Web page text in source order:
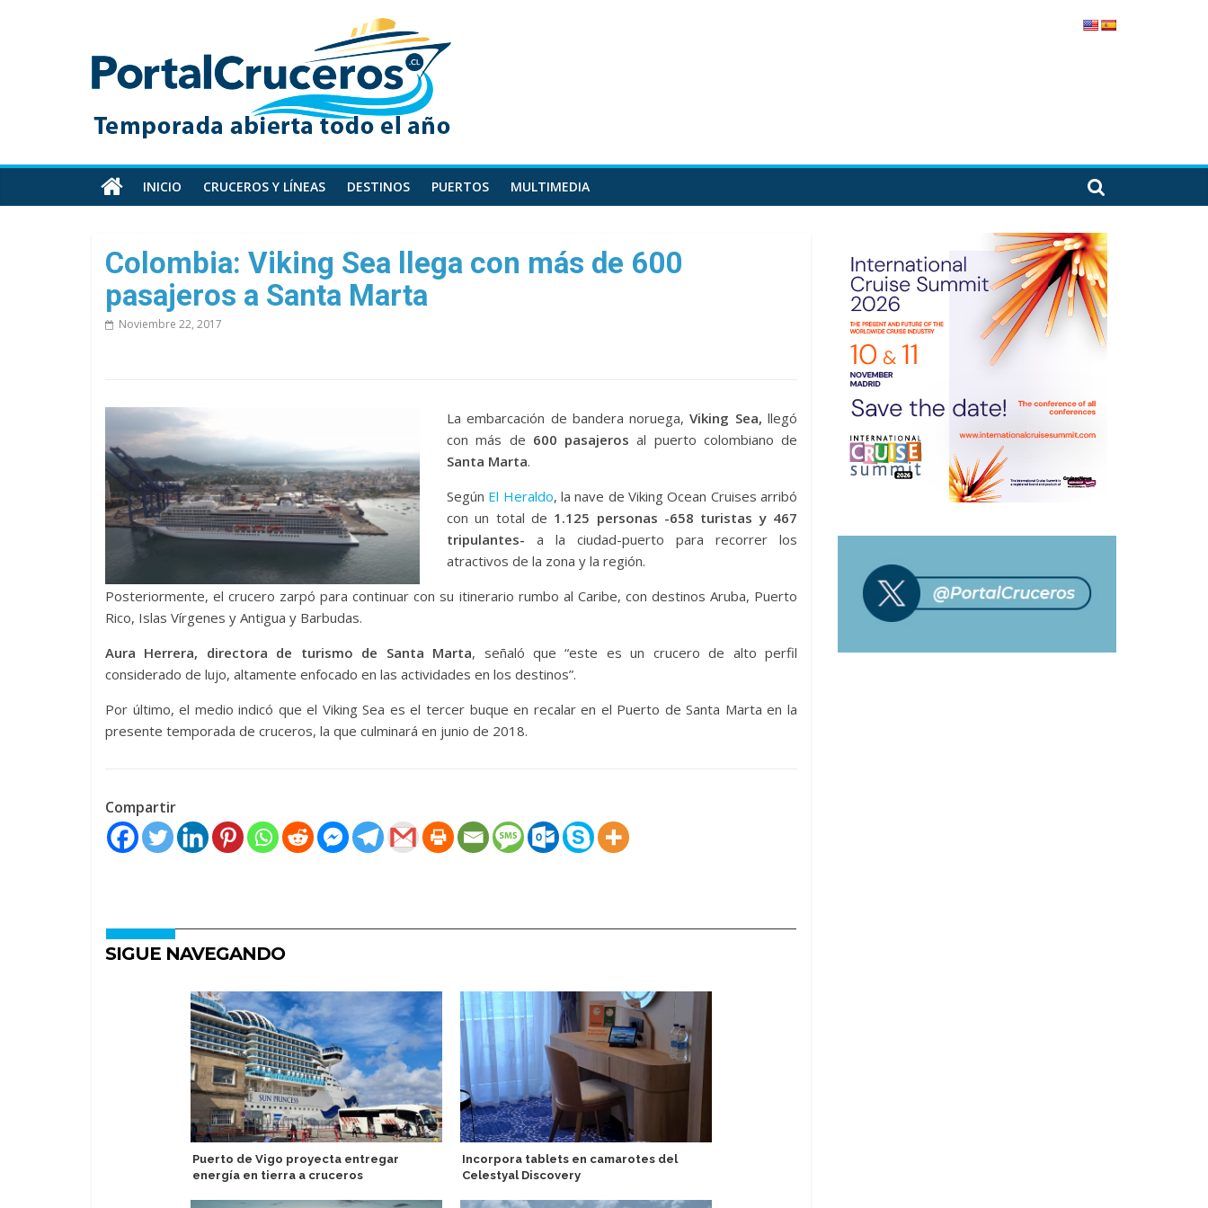
PortalCruceros
Toda
información
cruceros
en
un
sitio
INICIO CRUCEROS Y LÍNEAS DESTINOS PUERTOS MULTIMEDIA
Colombia: Viking Sea llega con más de 600
pasajeros a Santa Marta
Noviembre 22, 2017
La embarcación de bandera noruega,Viking Sea, llegó
con más de 600 pasajeros al puerto colombiano de
Santa Marta.
Según El Heraldo, la nave de Viking Ocean Cruises arribó
con un total de 1.125 personas -658 turistas y 467
tripulantes- a la ciudad-puerto para recorrer los
atractivos de la zona y la región.
Posteriormente, el crucero zarpó para continuar con su itinerario rumbo al Caribe, con destinos Aruba, Puerto
Rico, Islas Vírgenes y Antigua y Barbudas.
Aura Herrera, directora de turismo de Santa Marta, señaló que “este es un crucero de alto perfil
considerado de lujo, altamente enfocado en las actividades en los destinos”.
Por último, el medio indicó que el Viking Sea es el tercer buque en recalar en el Puerto de Santa Marta en la
presente temporada de cruceros, la que culminará en junio de 2018.
Compartir
SIGUE NAVEGANDO
Puerto de Vigo proyecta entregar
energía en tierra a cruceros
Incorpora tablets en camarotes del
Celestyal Discovery